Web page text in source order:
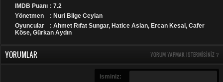
IMDB Puanı : 7.2
Yönetmen
: Nuri Bilge Ceylan
Oyuncular
: Ahmet Rıfat Sungar, Hatice Aslan, Ercan Kesal, Cafer
Köse, Gürkan Aydın
YORUMLAR YORUM YAPMAK ISTERMISINIZ ?
isminiz: